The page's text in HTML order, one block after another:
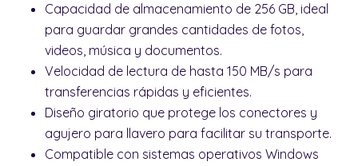
Capacidad de almacenamiento de 256 GB, ideal
para guardar grandes cantidades de fotos,
videos, música y documentos.
Velocidad de lectura de hasta 150 MB/s para
transferencias rápidas y eficientes.
Diseño giratorio que protege los conectores y
agujero para llavero para facilitar su transporte.
Compatible con sistemas operativos Windows